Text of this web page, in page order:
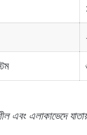
এবং এলাকাভেদে